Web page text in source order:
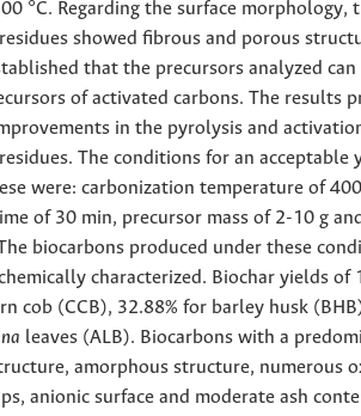
°C. Regarding the surface morphology,
showed fibrous and porous
that the precursors analyzed can
of activated carbons. The results
in the pyrolysis and
The conditions for an acceptable
were: carbonization temperature of
of 30 min, precursor mass of 2-10 g
biocarbons produced under these
characterized. Biochar yields of
cob (CCB), 32.88% for barley husk
leaves (ALB). Biocarbons with a
amorphous structure, numerous
anionic surface and moderate ash